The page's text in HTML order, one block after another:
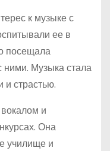
к музыке с
ее в
посещала
ними. Музыка стала
страстью.
и
Она
училище и